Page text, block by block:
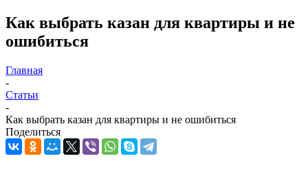
Как выбрать казан для квартиры и не
ошибиться
Главная
-
Статьи
-
Как выбрать казан для квартиры и не ошибиться
Поделиться